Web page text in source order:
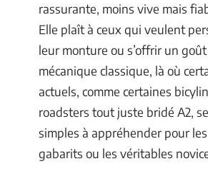
rassurante, moins vive mais
Elle plaît à ceux qui veulent
leur monture ou s’offrir un
mécanique classique, là où
actuels, comme certaines
roadsters tout juste bridé A2,
simples à appréhender pour
gabarits ou les véritables